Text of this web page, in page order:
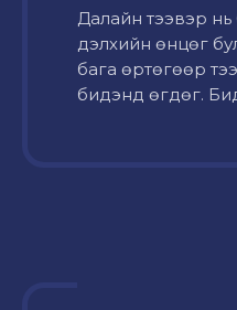
Далайн тээвэр нь
дэлхийн өнцөг
бага өртөгөөр
бидэнд өгдөг.